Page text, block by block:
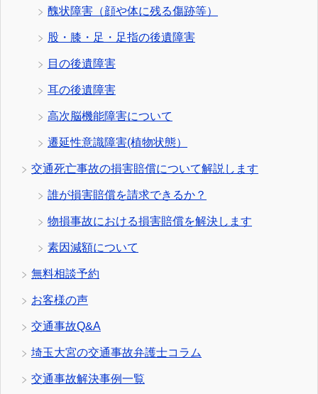
醜状障害（顔や体に残る傷跡等）
股・膝・足・足指の後遺障害
目の後遺障害
耳の後遺障害
高次脳機能障害について
遷延性意識障害(植物状態）
交通死亡事故の損害賠償について解説します
誰が損害賠償を請求できるか？
物損事故における損害賠償を解決します
素因減額について
無料相談予約
お客様の声
交通事故Q&A
埼玉大宮の交通事故弁護士コラム
交通事故解決事例一覧